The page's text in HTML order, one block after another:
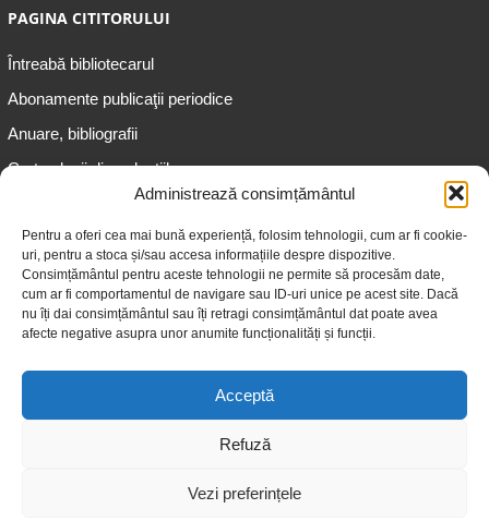
Administrează consimțământul
Pentru a oferi cea mai bună experiență, folosim tehnologii, cum ar fi cookie-
uri, pentru a stoca și/sau accesa informațiile despre dispozitive.
Consimțământul pentru aceste tehnologii ne permite să procesăm date,
cum ar fi comportamentul de navigare sau ID-uri unice pe acest site. Dacă
nu îți dai consimțământul sau îți retragi consimțământul dat poate avea
afecte negative asupra unor anumite funcționalități și funcții.
Acceptă
Refuză
Vezi preferințele
PAGINA CITITORULUI
Întreabă bibliotecarul
Abonamente publicaţii periodice
Anuare, bibliografii
Cartea lunii din colecțiile
Informații pentru adolescenți
Informații pentru adulți
Informații pentru seniori
© 2026 Biblioteca Judeţeană „Gheorghe Asachi” Iaşi